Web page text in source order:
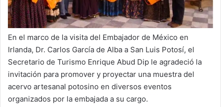
En el marco de la visita del Embajador de México en
Irlanda, Dr. Carlos García de Alba a San Luis Potosí, el
Secretario de Turismo Enrique Abud Dip le agradeció la
invitación para promover y proyectar una muestra del
acervo artesanal potosino en diversos eventos
organizados por la embajada a su cargo.